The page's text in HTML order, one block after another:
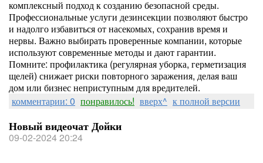
комплексный подход к созданию безопасной среды.
Профессиональные услуги дезинсекции позволяют быстро
и надолго избавиться от насекомых, сохранив время и
нервы. Важно выбирать проверенные компании, которые
используют современные методы и дают гарантии.
Помните: профилактика (регулярная уборка, герметизация
щелей) снижает риски повторного заражения, делая ваш
дом или бизнес неприступным для вредителей.
комментарии: 0 понравилось! вверх^ к полной версии
Новый видеочат Дойки
09-02-2024 20:24